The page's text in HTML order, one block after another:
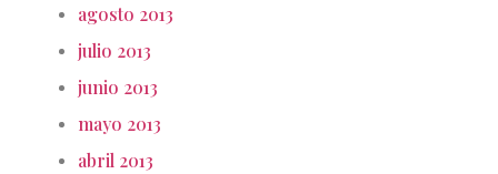
agosto 2013
julio 2013
junio 2013
mayo 2013
abril 2013